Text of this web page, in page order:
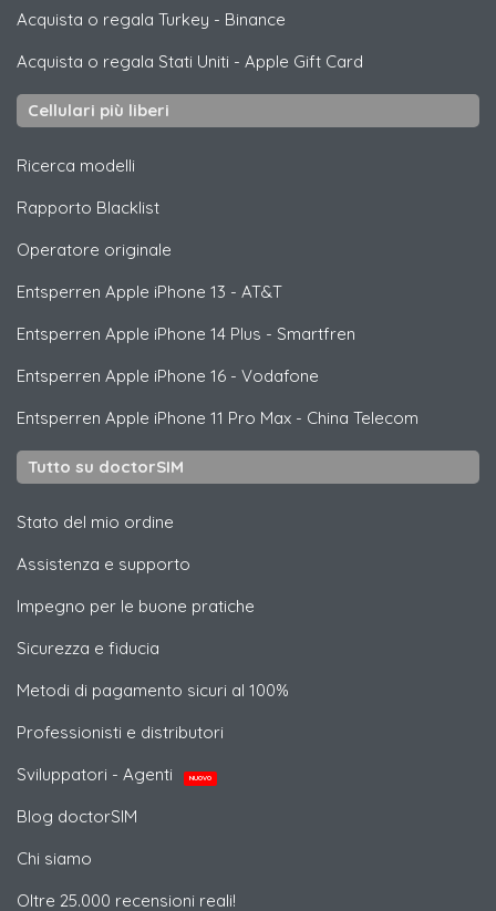
Acquista o regala Turkey - Binance
Acquista o regala Stati Uniti - Apple Gift Card
Cellulari più liberi
Ricerca modelli
Rapporto Blacklist
Operatore originale
Entsperren Apple iPhone 13 - AT&T
Entsperren Apple iPhone 14 Plus - Smartfren
Entsperren Apple iPhone 16 - Vodafone
Entsperren Apple iPhone 11 Pro Max - China Telecom
Tutto su doctorSIM
Stato del mio ordine
Assistenza e supporto
Impegno per le buone pratiche
Sicurezza e fiducia
Metodi di pagamento sicuri al 100%
Professionisti e distributori
Sviluppatori - Agenti
NUOVO
Blog doctorSIM
Chi siamo
Oltre 25.000 recensioni reali!